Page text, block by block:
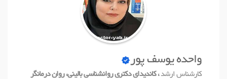
واحده یوسف پور
کارشناس ارشد، کاندیدای دکتری روانشناسی بالینی، روان درمانگر